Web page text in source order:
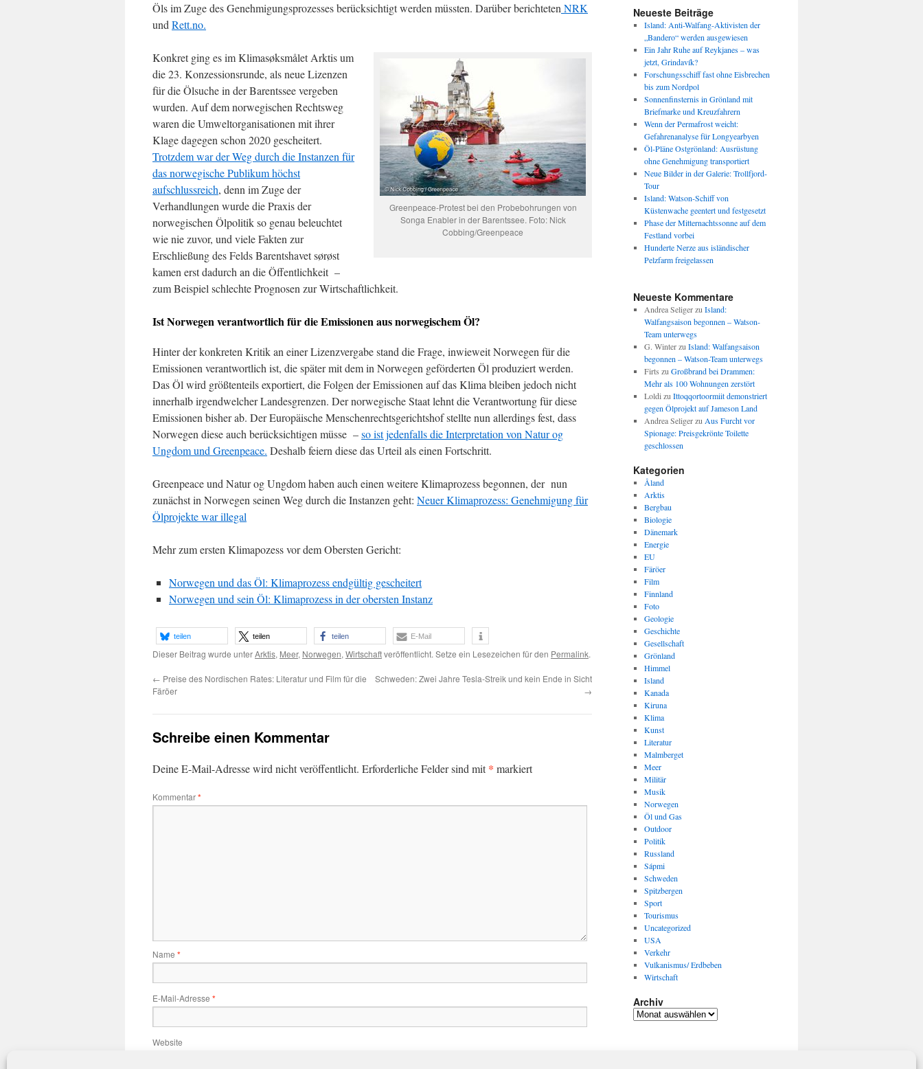
Öls im Zuge des Genehmigungsprozesses berücksichtigt werden müssten. Darüber berichteten NRK
und Rett.no.
Greenpeace-Protest bei den Probebohrungen von
Songa Enabler in der Barentssee. Foto: Nick
Cobbing/Greenpeace
Konkret ging es im Klimasøksmålet Arktis um
die 23. Konzessionsrunde, als neue Lizenzen
für die Ölsuche in der Barentssee vergeben
wurden. Auf dem norwegischen Rechtsweg
waren die Umweltorganisationen mit ihrer
Klage dagegen schon 2020 gescheitert.
Trotzdem war der Weg durch die Instanzen für
das norwegische Publikum höchst
aufschlussreich, denn im Zuge der
Verhandlungen wurde die Praxis der
norwegischen Ölpolitik so genau beleuchtet
wie nie zuvor, und viele Fakten zur
Erschließung des Felds Barentshavet sørøst
kamen erst dadurch an die Öffentlichkeit –
zum Beispiel schlechte Prognosen zur Wirtschaftlichkeit.
Ist Norwegen verantwortlich für die Emissionen aus norwegischem Öl?
Hinter der konkreten Kritik an einer Lizenzvergabe stand die Frage, inwieweit Norwegen für die
Emissionen verantwortlich ist, die später mit dem in Norwegen geförderten Öl produziert werden.
Das Öl wird größtenteils exportiert, die Folgen der Emissionen auf das Klima bleiben jedoch nicht
innerhalb irgendwelcher Landesgrenzen. Der norwegische Staat lehnt die Verantwortung für diese
Emissionen bisher ab. Der Europäische Menschenrechtsgerichtshof stellte nun allerdings fest, dass
Norwegen diese auch berücksichtigen müsse –so ist jedenfalls die Interpretation von Natur og
Ungdom und Greenpeace. Deshalb feiern diese das Urteil als einen Fortschritt.
Greenpeace und Natur og Ungdom haben auch einen weitere Klimaprozess begonnen, der nun
zunächst in Norwegen seinen Weg durch die Instanzen geht: Neuer Klimaprozess: Genehmigung für
Ölprojekte war illegal
Mehr zum ersten Klimapozess vor dem Obersten Gericht:
Norwegen und das Öl: Klimaprozess endgültig gescheitert
Norwegen und sein Öl: Klimaprozess in der obersten Instanz
teilen teilen teilen E-Mail
Dieser Beitrag wurde unterArktis, Meer, Norwegen, Wirtschaftveröffentlicht. Setze ein Lesezeichen für den Permalink.
← Preise des Nordischen Rates: Literatur und Film für die
Färöer
Schweden: Zwei Jahre Tesla-Streik und kein Ende in Sicht
→
Schreibe einen Kommentar
Deine E-Mail-Adresse wird nicht veröffentlicht. Erforderliche Felder sind mit* markiert
Kommentar*
Name *
E-Mail-Adresse *
Website
Neueste Beiträge
Island: Anti-Walfang-Aktivisten der
„Bandero“ werden ausgewiesen
Ein Jahr Ruhe auf Reykjanes – was
jetzt, Grindavík?
Forschungsschiff fast ohne Eisbrechen
bis zum Nordpol
Sonnenfinsternis in Grönland mit
Briefmarke und Kreuzfahrern
Wenn der Permafrost weicht:
Gefahrenanalyse für Longyearbyen
Öl-Pläne Ostgrönland: Ausrüstung
ohne Genehmigung transportiert
Neue Bilder in der Galerie: Trollfjord-
Tour
Island: Watson-Schiff von
Küstenwache geentert und festgesetzt
Phase der Mitternachtssonne auf dem
Festland vorbei
Hunderte Nerze aus isländischer
Pelzfarm freigelassen
Neueste Kommentare
Andrea Seligerzu Island:
Walfangsaison begonnen – Watson-
Team unterwegs
G. Winterzu Island: Walfangsaison
begonnen – Watson-Team unterwegs
Firts zu Großbrand bei Drammen:
Mehr als 100 Wohnungen zerstört
Loldi zu Ittoqqortoormiit demonstriert
gegen Ölprojekt auf Jameson Land
Andrea Seligerzu Aus Furcht vor
Spionage: Preisgekrönte Toilette
geschlossen
Kategorien
Åland
Arktis
Bergbau
Biologie
Dänemark
Energie
EU
Färöer
Film
Finnland
Foto
Geologie
Geschichte
Gesellschaft
Grönland
Himmel
Island
Kanada
Kiruna
Klima
Kunst
Literatur
Malmberget
Meer
Militär
Musik
Norwegen
Öl und Gas
Outdoor
Politik
Russland
Sápmi
Schweden
Spitzbergen
Sport
Tourismus
Uncategorized
USA
Verkehr
Vulkanismus/ Erdbeben
Wirtschaft
Archiv
Archiv